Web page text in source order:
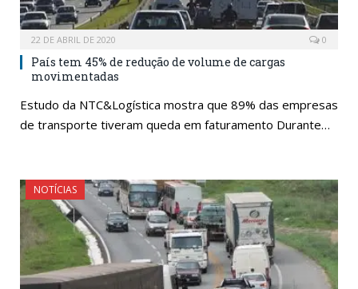
22 DE ABRIL DE 2020 0
País tem 45% de redução de volume de cargas
movimentadas
Estudo da NTC&Logística mostra que 89% das empresas
de transporte tiveram queda em faturamento Durante…
NOTÍCIAS